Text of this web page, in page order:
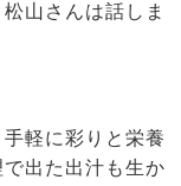
山さんは話しま
軽に彩りと栄養
出た出汁も生か